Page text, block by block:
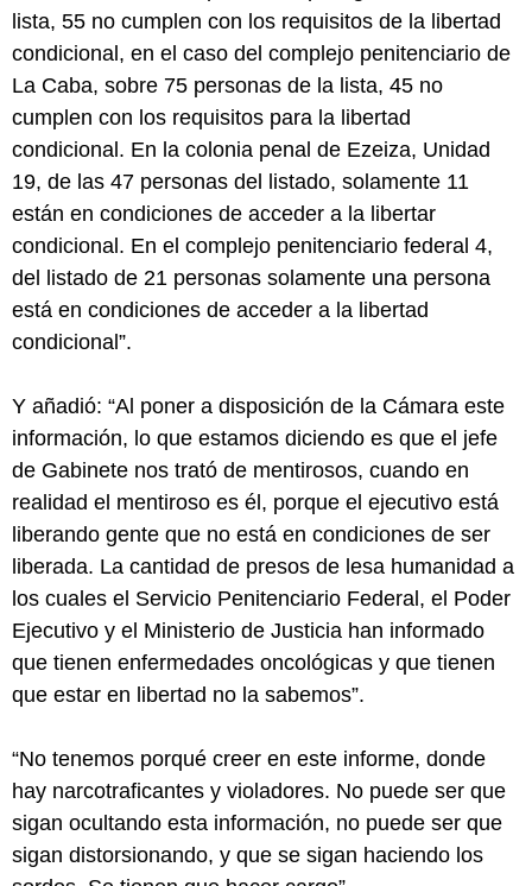
lista, 55 no cumplen con los requisitos de la libertad
condicional, en el caso del complejo penitenciario de
La Caba, sobre 75 personas de la lista, 45 no
cumplen con los requisitos para la libertad
condicional. En la colonia penal de Ezeiza, Unidad
19, de las 47 personas del listado, solamente 11
están en condiciones de acceder a la libertar
condicional. En el complejo penitenciario federal 4,
del listado de 21 personas solamente una persona
está en condiciones de acceder a la libertad
condicional”.
Y añadió: “Al poner a disposición de la Cámara este
información, lo que estamos diciendo es que el jefe
de Gabinete nos trató de mentirosos, cuando en
realidad el mentiroso es él, porque el ejecutivo está
liberando gente que no está en condiciones de ser
liberada. La cantidad de presos de lesa humanidad a
los cuales el Servicio Penitenciario Federal, el Poder
Ejecutivo y el Ministerio de Justicia han informado
que tienen enfermedades oncológicas y que tienen
que estar en libertad no la sabemos”.
“No tenemos porqué creer en este informe, donde
hay narcotraficantes y violadores. No puede ser que
sigan ocultando esta información, no puede ser que
sigan distorsionando, y que se sigan haciendo los